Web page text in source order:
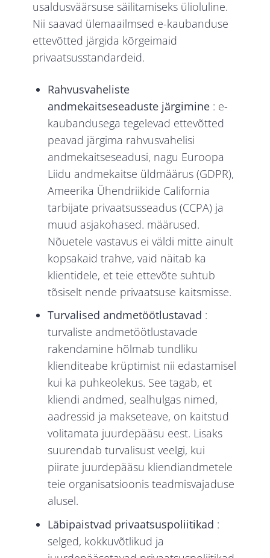
usaldusväärsuse säilitamiseks ülioluline.
Nii saavad ülemaailmsed e-kaubanduse
ettevõtted järgida kõrgeimaid
privaatsusstandardeid.
Rahvusvaheliste
andmekaitseseaduste järgimine : e-
kaubandusega tegelevad ettevõtted
peavad järgima rahvusvahelisi
andmekaitseseadusi, nagu Euroopa
Liidu andmekaitse üldmäärus (GDPR),
Ameerika Ühendriikide California
tarbijate privaatsusseadus (CCPA) ja
muud asjakohased. määrused.
Nõuetele vastavus ei väldi mitte ainult
kopsakaid trahve, vaid näitab ka
klientidele, et teie ettevõte suhtub
tõsiselt nende privaatsuse kaitsmisse.
Turvalised andmetöötlustavad :
turvaliste andmetöötlustavade
rakendamine hõlmab tundliku
klienditeabe krüptimist nii edastamisel
kui ka puhkeolekus. See tagab, et
kliendi andmed, sealhulgas nimed,
aadressid ja makseteave, on kaitstud
volitamata juurdepääsu eest. Lisaks
suurendab turvalisust veelgi, kui
piirate juurdepääsu kliendiandmetele
teie organisatsioonis teadmisvajaduse
alusel.
Läbipaistvad privaatsuspoliitikad :
selged, kokkuvõtlikud ja